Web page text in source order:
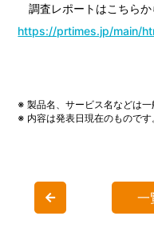
調査レポートはこちらか
https://prtimes.jp/main/
※ 製品名、サービス名などは一
※ 内容は発表日現在のものです
一